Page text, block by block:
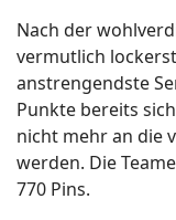
Nach der
vermutlich
anstrengendste
Punkte bereits
nicht mehr an die
werden. Die
770 Pins.